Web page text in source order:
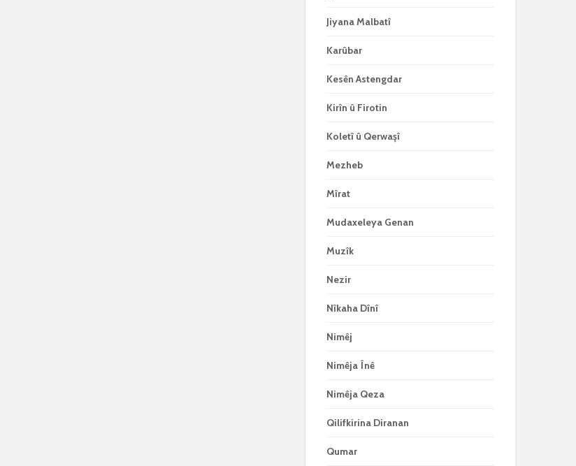
Jiyana Malbatî
Karûbar
Kesên Astengdar
Kirîn û Firotin
Koletî û Qerwaşî
Mezheb
Mîrat
Mudaxeleya Genan
Muzîk
Nezir
Nîkaha Dînî
Nimêj
Nimêja Înê
Nimêja Qeza
Qilifkirina Diranan
Qumar